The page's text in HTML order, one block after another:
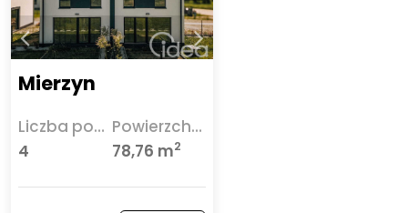
Mierzyn
Liczba pokoi
4
Powierzchnia
78,76 m2